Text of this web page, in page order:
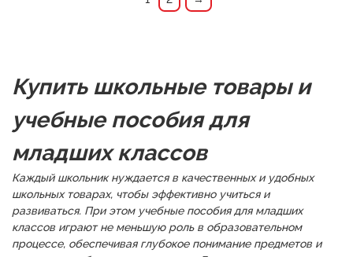
Купить школьные товары и
учебные пособия для
младших классов
Каждый школьник нуждается в качественных и удобных
школьных товарах, чтобы эффективно учиться и
развиваться. При этом учебные пособия для младших
классов играют не меньшую роль в образовательном
процессе, обеспечивая глубокое понимание предметов и